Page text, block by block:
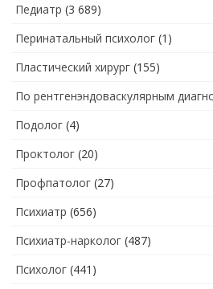
Педиатр (3 689)
Перинатальный психолог (1)
Пластический хирург (155)
По рентгенэндоваскулярным
Подолог (4)
Проктолог (20)
Профпатолог (27)
Психиатр (656)
Психиатр-нарколог (487)
Психолог (441)